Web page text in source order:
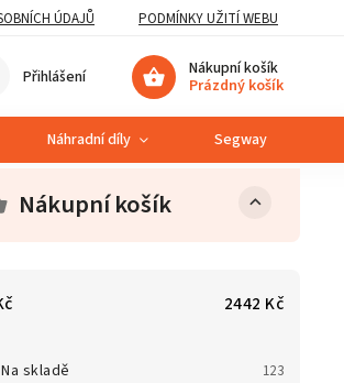
ÚDAJŮ PODMÍNKY UŽITÍ WEBU
Nákupní košík
Prázdný košík
Přihlášení
Náhradní díly Segway
Nákupní košík
2442 Kč
Na skladě 123